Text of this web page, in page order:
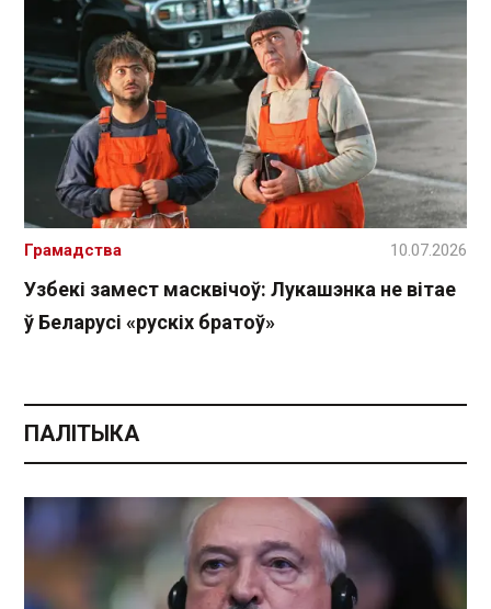
Узбекі замест масквічоў: Лукашэнка не вітае
ў Беларусі «рускіх братоў»
Грамадства 10.07.2026
ПАЛІТЫКА